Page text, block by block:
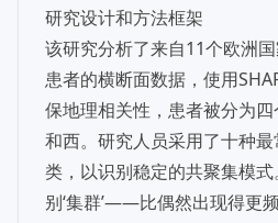
研究设计和方法框架
该研究分析了来自11个欧洲
患者的横断面数据，使用
保地理相关性，患者被分为
和西。研究人员采用了十种
类，以识别稳定的共聚集模
别‘集群’——比偶然出现得